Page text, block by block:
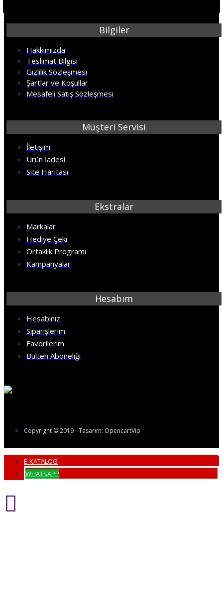
Bilgiler
Hakkımızda
Teslimat Bilgisi
Gizlilik Sözleşmesi
Şartlar ve Koşullar
Mesafeli Satış Sözleşmesi
Müşteri Servisi
İletişim
Ürün İadesi
Site Haritası
Ekstralar
Markalar
Hediye Çeki
Ortaklık Programı
Kampanyalar
Hesabım
Hesabınız
Siparişlerim
Favorilerim
Bülten Aboneliği
Copyright © 2019 - Tasarım: OpencartVip
E-KATALOG
WHATSAPP